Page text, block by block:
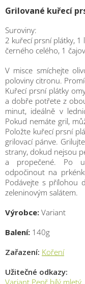
Grilované kuřecí
Suroviny:
2 kuřecí prsní plátky, 1
černého celého, 1
V misce smíchejte
poloviny citronu.
Kuřecí prsní plátky
a dobře potřete z
minut, ideálně v
Pokud nemáte gril,
Položte kuřecí prsní
grilovací pánve.
strany, dokud nejsou
a propečené. Po
odpočinout na
Podávejte s přílohou
zeleninovým salátem.
Výrobce: Variant
Balení: 140g
Zařazení: Koření
Užitečné odkazy:
Variant Pepř bílý mletý